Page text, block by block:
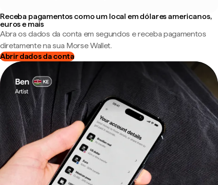
Receba pagamentos como um local em dólares americanos,
euros e mais
Abra os dados da conta em segundos e receba pagamentos
diretamente na sua Morse Wallet.
Abrir dados da conta